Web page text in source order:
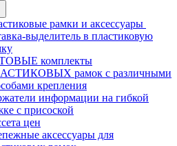
рамки и аксессуары
выделитель в пластиковую
комплекты
рамок с различными
крепления
информации на гибкой
с присоской
цен
аксессуары для